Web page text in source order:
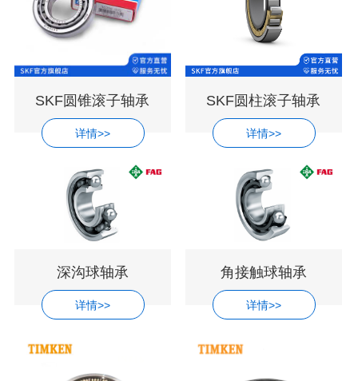
SKF圆锥滚子轴承
详情>>
SKF圆柱滚子轴承
详情>>
深沟球轴承
详情>>
角接触球轴承
详情>>